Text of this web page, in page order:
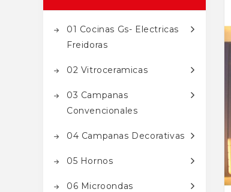
01 Cocinas Gs- Electricas
Freidoras
02 Vitroceramicas
03 Campanas
Convencionales
04 Campanas Decorativas
05 Hornos
06 Microondas